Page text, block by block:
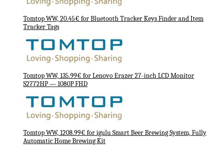
Tomtop WW, 20.45€ for Bluetooth Tracker Keys Finder and Item
Tracker Tags
Tomtop WW, 135.99€ for Lenovo Erazer 27-inch LCD Monitor
S2772HP — 1080P FHD
Tomtop WW, 1208.99€ for igulu Smart Beer Brewing System, Fully
Automatic Home Brewing Kit